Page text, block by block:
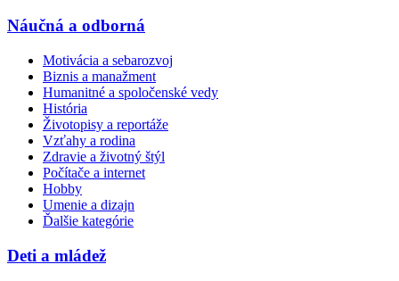
Náučná a odborná
Motivácia a sebarozvoj
Biznis a manažment
Humanitné a spoločenské vedy
História
Životopisy a reportáže
Vzťahy a rodina
Zdravie a životný štýl
Počítače a internet
Hobby
Umenie a dizajn
Ďalšie kategórie
Deti a mládež